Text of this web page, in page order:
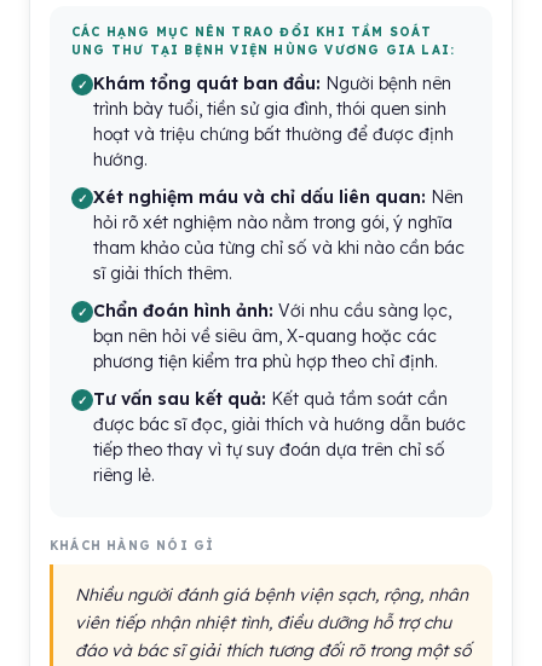
CÁC HẠNG MỤC NÊN TRAO ĐỔI KHI TẦM SOÁT
UNG THƯ TẠI BỆNH VIỆN HÙNG VƯƠNG GIA LAI:
Khám tổng quát ban đầu: Người bệnh nên
trình bày tuổi, tiền sử gia đình, thói quen sinh
hoạt và triệu chứng bất thường để được định
hướng.
Xét nghiệm máu và chỉ dấu liên quan: Nên
hỏi rõ xét nghiệm nào nằm trong gói, ý nghĩa
tham khảo của từng chỉ số và khi nào cần bác
sĩ giải thích thêm.
Chẩn đoán hình ảnh: Với nhu cầu sàng lọc,
bạn nên hỏi về siêu âm, X-quang hoặc các
phương tiện kiểm tra phù hợp theo chỉ định.
Tư vấn sau kết quả: Kết quả tầm soát cần
được bác sĩ đọc, giải thích và hướng dẫn bước
tiếp theo thay vì tự suy đoán dựa trên chỉ số
riêng lẻ.
KHÁCH HÀNG NÓI GÌ
Nhiều người đánh giá bệnh viện sạch, rộng, nhân
viên tiếp nhận nhiệt tình, điều dưỡng hỗ trợ chu
đáo và bác sĩ giải thích tương đối rõ trong một số